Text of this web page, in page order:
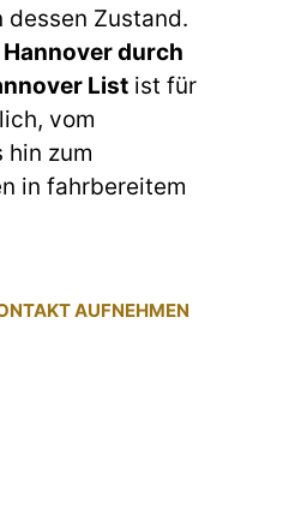
dessen Zustand.
durch
List ist für
vom
hin zum
in fahrbereitem
AUFNEHMEN